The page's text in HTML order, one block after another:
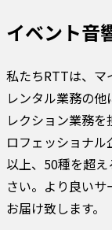
イベント音
私たちRTTは、マ
レンタル業務の他
レクション業務
ロフェッショナ
以上、50種を超
さい。より良い
お届け致します。